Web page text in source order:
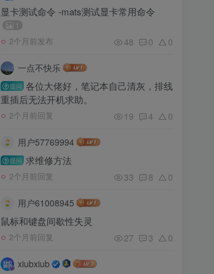
显卡测试命令 -mats测试显卡常用命令
1
2个月前发布 48 0 0
一点不快乐
提问 各位大佬好，笔记本自己清灰，排线
重插后无法开机求助。
2个月前回复 19 4 0
用户57769994
提问 求维修方法
2个月前回复 33 8 0
用户61008945
鼠标和键盘间歇性失灵
2个月前回复 27 3 0
xiubxiub